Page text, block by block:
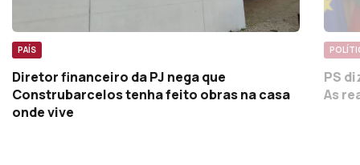
PAÍS
Diretor financeiro da PJ nega que
Construbarcelos tenha feito obras na casa
onde vive
PS
As